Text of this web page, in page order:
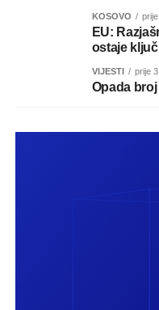
KOSOVO
EU:
ostaje
VIJESTI prije
Opada